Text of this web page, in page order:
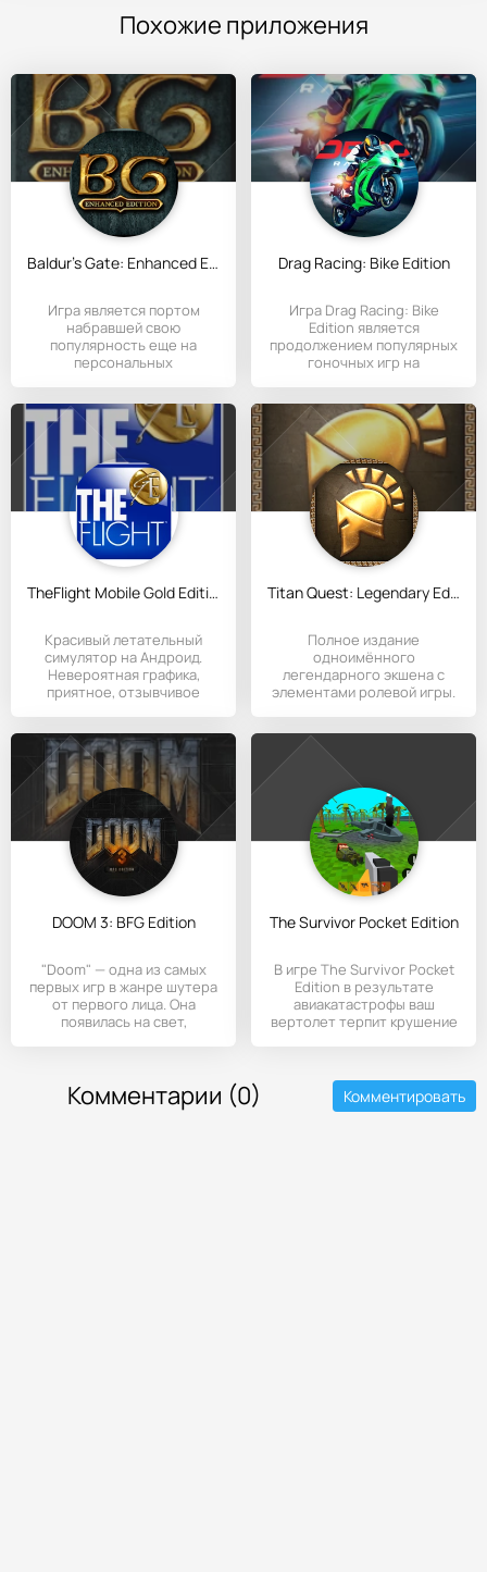
Похожие приложения
Baldur's Gate: Enhanced Edition
Игра является портом
набравшей свою
популярность еще на
персональных
Drag Racing: Bike Edition
Игра Drag Racing: Bike
Edition является
продолжением популярных
гоночных игр на
TheFlight Mobile Gold Edition
Красивый летательный
симулятор на Андроид.
Невероятная графика,
приятное, отзывчивое
Titan Quest: Legendary Edition
Полное издание
одноимённого
легендарного экшена с
элементами ролевой игры.
DOOM 3: BFG Edition
"Doom" — одна из самых
первых игр в жанре шутера
от первого лица. Она
появилась на свет,
The Survivor Pocket Edition
В игре The Survivor Pocket
Edition в результате
авиакатастрофы ваш
вертолет терпит крушение
Комментарии (0) Комментировать